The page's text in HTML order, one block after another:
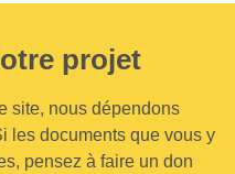
projet
site, nous dépendons
les documents que vous y
pensez à faire un don